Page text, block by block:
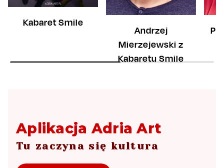
Kabaret Smile
Andrzej
Mierzejewski z
Kabaretu Smile
Aplikacja Adria Art
Tu zaczyna się kultura